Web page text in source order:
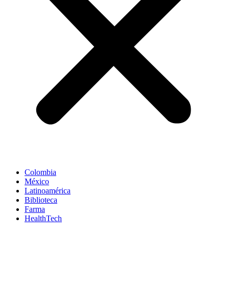
Colombia
México
Latinoamérica
Biblioteca
Farma
HealthTech